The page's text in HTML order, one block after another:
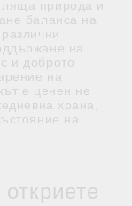
природа и
баланса на
на
и доброто
на
е ценен не
храна,
на